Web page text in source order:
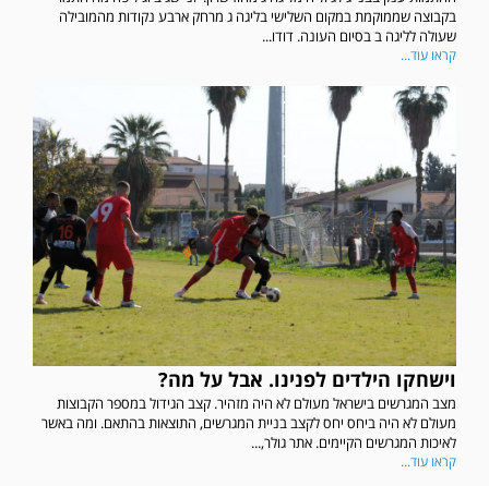
בקבוצה שממוקמת במקום השלישי בליגה ג מרחק ארבע נקודות מהמובילה
שעולה לליגה ב בסיום העונה. דודו...
קראו עוד...
וישחקו הילדים לפנינו. אבל על מה?
מצב המגרשים בישראל מעולם לא היה מזהיר. קצב הגידול במספר הקבוצות
מעולם לא היה ביחס יחס לקצב בניית המגרשים, התוצאות בהתאם. ומה באשר
לאיכות המגרשים הקיימים. אתר גולר,...
קראו עוד...